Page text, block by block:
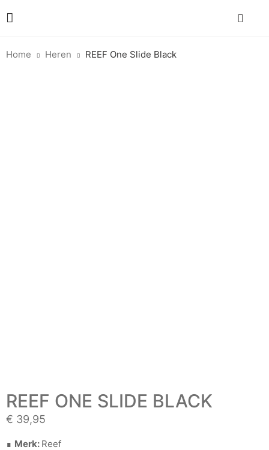
Home Heren REEF One Slide Black
REEF ONE SLIDE BLACK
€ 39,95
∎ Merk: Reef